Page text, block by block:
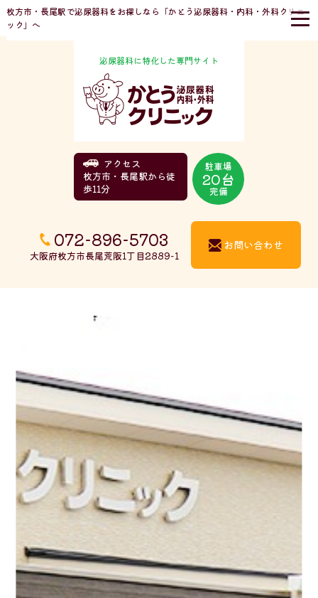
枚方市・長尾駅で泌尿器科をお探しなら「かとう泌尿器科・内科・外科クリニ
ック」へ
泌尿器科に特化した専門サイト
アクセス
枚方市・長尾駅から徒
歩11分
駐車場
20台
完備
072-896-5703
大阪府枚方市長尾荒阪1丁目2889-1
お問い合わせ